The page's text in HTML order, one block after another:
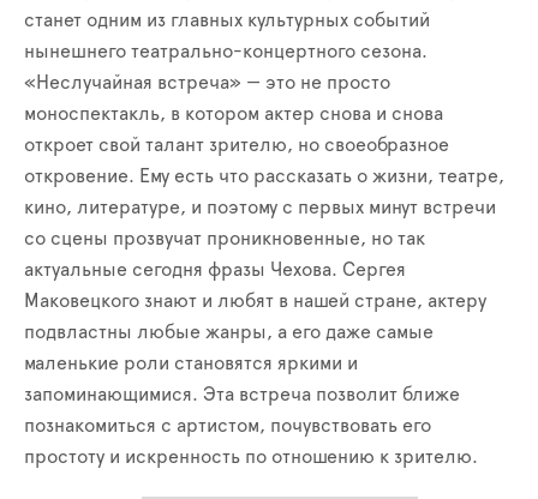
станет одним из главных культурных событий
нынешнего театрально-концертного сезона.
«Неслучайная встреча» — это не просто
моноспектакль, в котором актер снова и снова
откроет свой талант зрителю, но своеобразное
откровение. Ему есть что рассказать о жизни, театре,
кино, литературе, и поэтому с первых минут встречи
со сцены прозвучат проникновенные, но так
актуальные сегодня фразы Чехова. Сергея
Маковецкого знают и любят в нашей стране, актеру
подвластны любые жанры, а его даже самые
маленькие роли становятся яркими и
запоминающимися. Эта встреча позволит ближе
познакомиться с артистом, почувствовать его
простоту и искренность по отношению к зрителю.